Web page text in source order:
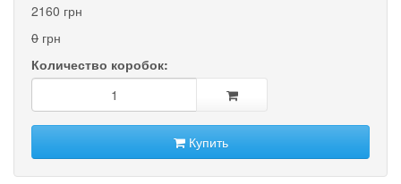
2160 грн
0 грн
Количество коробок:
Купить